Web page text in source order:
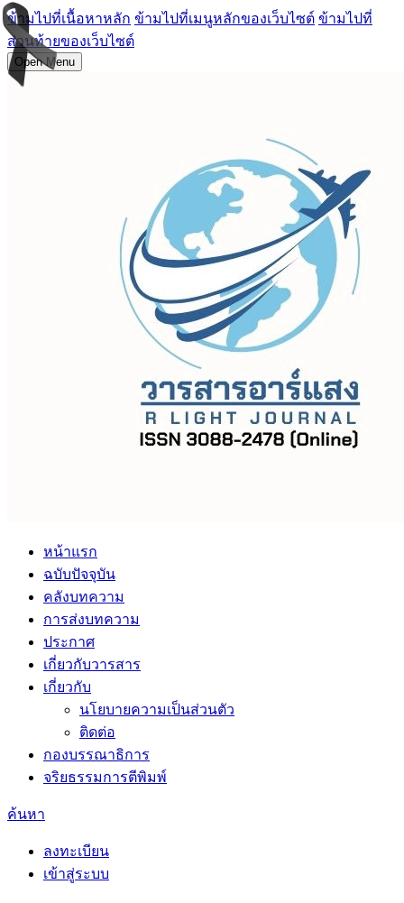
ข้ามไปที่เนื้อหาหลัก ข้ามไปที่เมนูหลักของเว็บไซต์ ข้ามไปที่
ส่วนท้ายของเว็บไซต์
Open Menu
หน้าแรก
ฉบับปัจจุบัน
คลังบทความ
การส่งบทความ
ประกาศ
เกี่ยวกับวารสาร
เกี่ยวกับ
นโยบายความเป็นส่วนตัว
ติดต่อ
กองบรรณาธิการ
จริยธรรมการตีพิมพ์
ค้นหา
ลงทะเบียน
เข้าสู่ระบบ